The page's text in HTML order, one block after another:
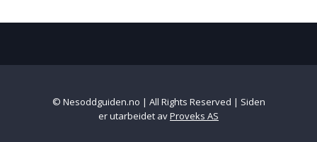
© Nesoddguiden.no | All Rights Reserved | Siden
er utarbeidet avProveks AS